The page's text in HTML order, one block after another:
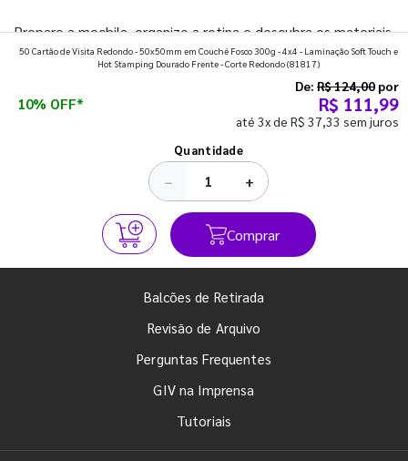
Prepare a mochila, organize a rotina e descubra os materiais
que fazem toda diferença para começar o segundo
50 Cartão de Visita Redondo - 50x50mm em Couché Fosco 300g - 4x4 - Laminação Soft Touch e
Hot Stamping Dourado Frente - Corte Redondo(81817)
10% OFF*
De: R$ 124,00 por
R$ 111,99
até 3x de R$ 37,33 sem juros
Quantidade
− +
Comprar
Balcões de Retirada
Revisão de Arquivo
Perguntas Frequentes
GIV na Imprensa
Tutoriais